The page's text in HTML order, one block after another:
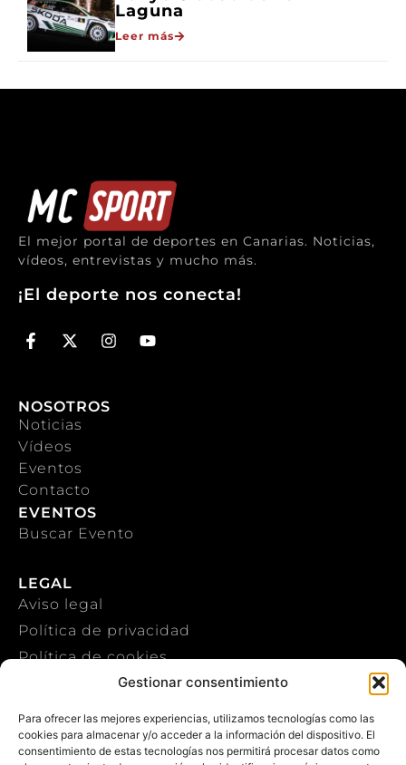
Gestionar consentimiento
Para ofrecer las mejores experiencias, utilizamos tecnologías como las
cookies para almacenar y/o acceder a la información del dispositivo. El
consentimiento de estas tecnologías nos permitirá procesar datos como
Laguna
Leer más
El mejor portal de deportes en Canarias. Noticias,
vídeos, entrevistas y mucho más.
¡El deporte nos conecta!
NOSOTROS
Noticias
Vídeos
Eventos
Contacto
EVENTOS
Buscar Evento
LEGAL
Aviso legal
Política de privacidad
Política de cookies
+34 922 303 191